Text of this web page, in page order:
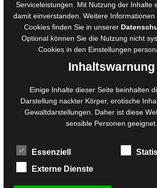
Manuskripte einreichen
Ausschreibungen
Belegexemplare
Eigenbedarfsexemplare
Foto- und Bildbearbeitung
Fotorestauration
Creative Artwork
MPS Fotografie
WordPress Support
Serviceleistungen. Mit Nutzung der Inhalte
damit einverstanden. Weitere Informationen
Cookies finden Sie in unserer
Optional können Sie die Nutzung nicht
Cookies in den Einstellungen
Inhaltswarnung
Einige Inhalte dieser Seite beinhalten
Darstellung nackter Körper, erotische
Gewaltdarstellungen. Daher ist diese
sensible Personen geeignet.
Essenziell
Externe Dienste